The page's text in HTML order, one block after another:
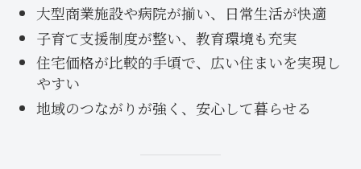
大型商業施設や病院が揃い、日常生活が快適
子育て支援制度が整い、教育環境も充実
住宅価格が比較的手頃で、広い住まいを実現し
やすい
地域のつながりが強く、安心して暮らせる